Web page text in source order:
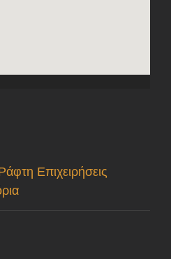
Επιχειρήσεις